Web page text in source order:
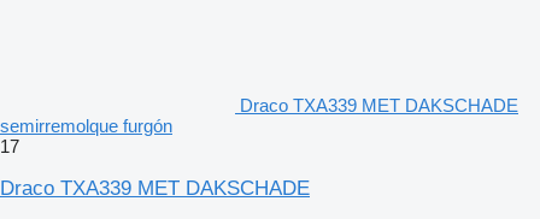
Draco TXA339 MET DAKSCHADE
semirremolque furgón
17
Draco TXA339 MET DAKSCHADE